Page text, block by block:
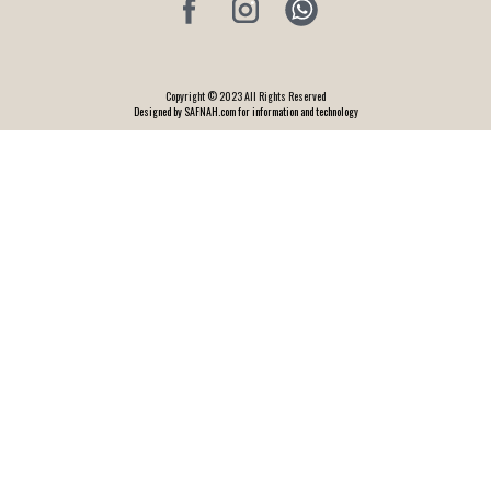
Copyright © 2023 All Rights Reserved
Designed by SAFNAH.com for information and technology